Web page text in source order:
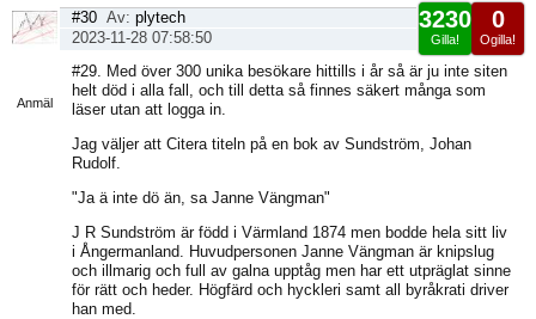
Anmäl
0
Ogilla!
3230
Gilla!
#30 Av: plytech
2023-11-28 07:58:50
#29. Med över 300 unika besökare hittills i år så är ju inte siten
helt död i alla fall, och till detta så finnes säkert många som
läser utan att logga in.
Jag väljer att Citera titeln på en bok av Sundström, Johan
Rudolf.
"Ja ä inte dö än, sa Janne Vängman"
J R Sundström är född i Värmland 1874 men bodde hela sitt liv
i Ångermanland. Huvudpersonen Janne Vängman är knipslug
och illmarig och full av galna upptåg men har ett utpräglat sinne
för rätt och heder. Högfärd och hyckleri samt all byråkrati driver
han med.